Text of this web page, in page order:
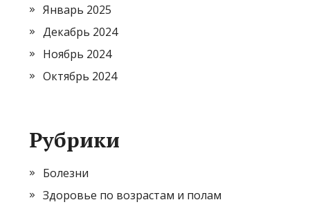
Январь 2025
Декабрь 2024
Ноябрь 2024
Октябрь 2024
Рубрики
Болезни
Здоровье по возрастам и полам